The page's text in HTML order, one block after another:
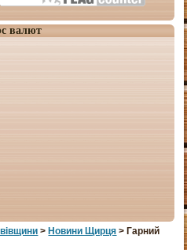
валют
>Новини Щирця > Гарний